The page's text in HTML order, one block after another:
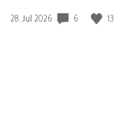
Veröffentlichungsdatum:
28. Jul 2026 6 13